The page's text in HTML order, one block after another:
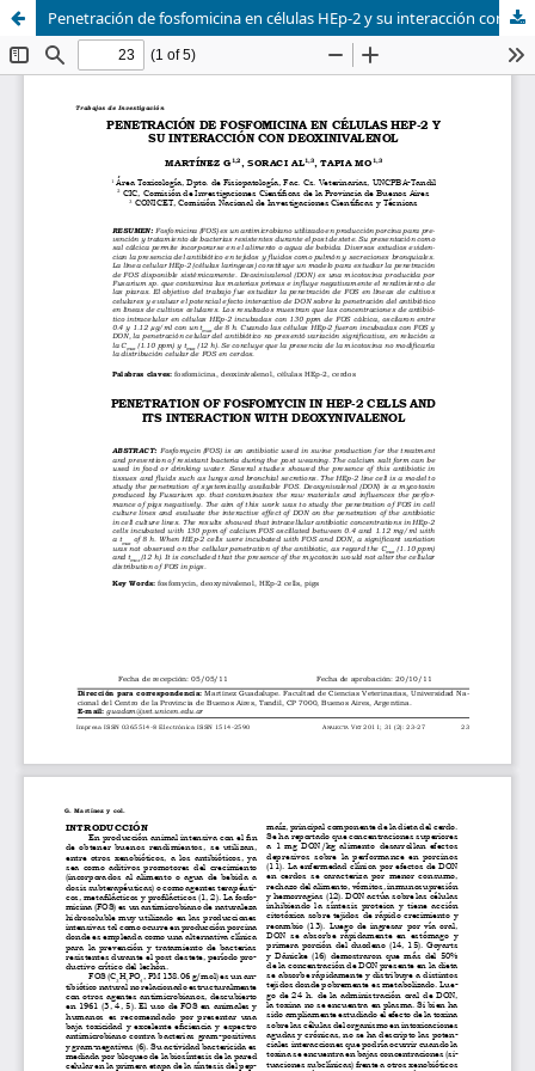
Penetración de fosfomicina en células HEp-2 y su interacción con deoxinivalenol